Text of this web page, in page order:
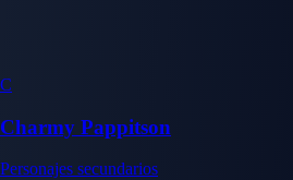
C
Charmy Pappitson
Personajes secundarios